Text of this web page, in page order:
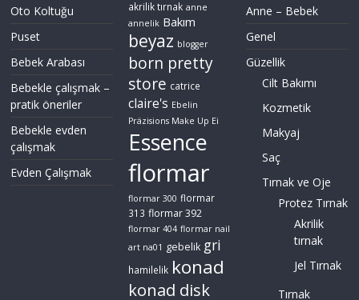
Oto Koltuğu
Puset
Bebek Arabası
Bebekle çalışmak –
pratik öneriler
Bebekle evden
çalışmak
Evden Çalışmak
akrilik tırnak anne
annelik Bakım
beyaz blogger
born pretty
store catrice
claire's Ebelin
Präzisions Make Up Ei
Essence
flormar
flormar 300 flormar
313 flormar 392
flormar 404 flormar nail
art na01 gebelik gri
hamilelik konad
konad disk
Anne – Bebek
Genel
Güzellik
Cilt Bakımı
Kozmetik
Makyaj
Saç
Tırnak ve Oje
Protez Tırnak
Akrilik
tırnak
Jel Tırnak
Tırnak